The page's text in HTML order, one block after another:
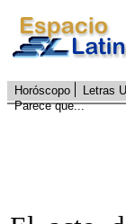
Horóscopo Letras
Parece que...